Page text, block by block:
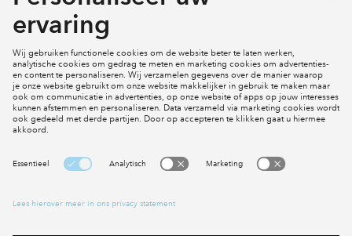
Mijn profiel
Social Media
Cookies